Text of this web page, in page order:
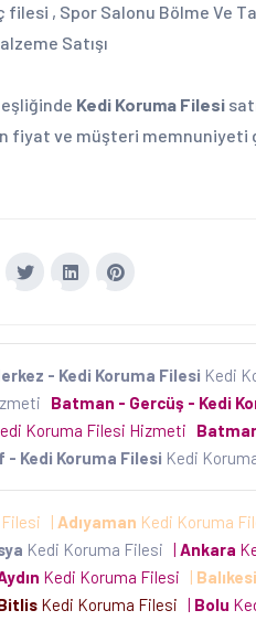
filesi , Spor Salonu Bölme Ve
Satışı
Kedi Koruma Filesi
fiyat ve müşteri memnuniyeti
- Kedi Koruma Filesi Kedi
Batman - Gercüş - Kedi
Koruma Filesi Hizmeti
Kedi Koruma Filesi Kedi
| Adıyaman Kedi Koruma
Kedi Koruma Filesi | Ankara
Kedi Koruma Filesi |
Kedi Koruma Filesi | Bolu